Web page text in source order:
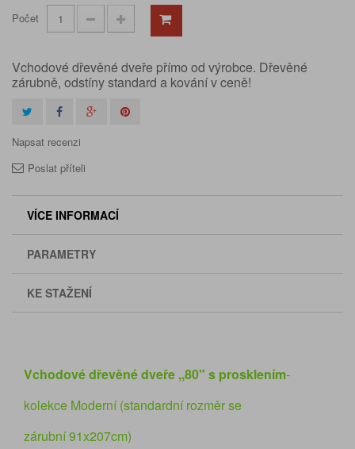
Počet
Vchodové dřevěné dveře přímo od výrobce. Dřevěné
zárubně, odstíny standard a kování v ceně!
Napsat recenzi
Poslat příteli
VÍCE INFORMACÍ
PARAMETRY
KE STAŽENÍ
Vchodové dřevěné dveře ,,80" s prosklením-
kolekce Moderní (standardní rozměr se
zárubní 91x207cm)